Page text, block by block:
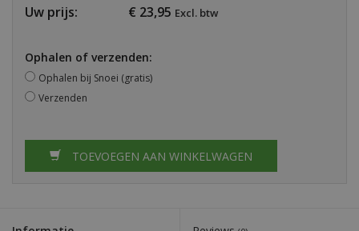
Uw prijs: € 23,95 Excl. btw
Ophalen of verzenden:
Ophalen bij Snoei (gratis)
Verzenden
TOEVOEGEN AAN WINKELWAGEN